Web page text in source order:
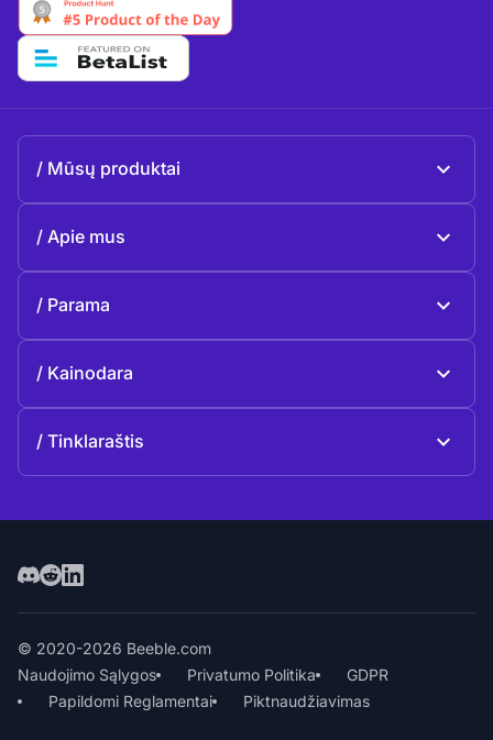
Mūsų produktai
Apie mus
Istorija
Parama
Kontaktai
Kainodara
Tinklaraštis
© 2020-2026 Beeble.com
Naudojimo Sąlygos
Privatumo Politika
GDPR
Papildomi Reglamentai
Piktnaudžiavimas